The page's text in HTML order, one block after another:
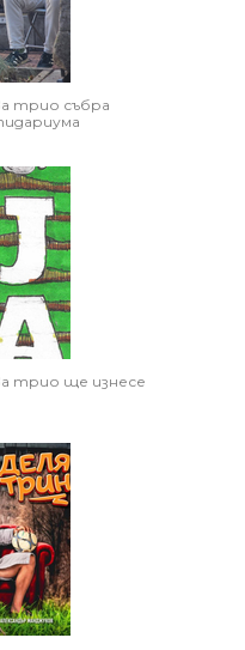
трио събра
трио ще изнесе